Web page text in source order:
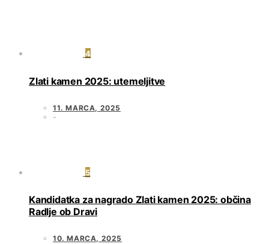
4
Zlati kamen 2025: utemeljitve
11. MARCA, 2025
5
Kandidatka za nagrado Zlati kamen 2025: občina
Radlje ob Dravi
10. MARCA, 2025